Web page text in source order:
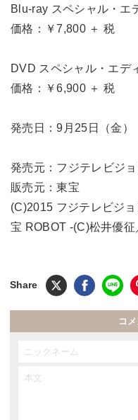
Blu-ray スペシャル・エ
価格：￥7,800 ＋ 税
DVD スペシャル・エデ
価格：￥6,900 ＋ 税
発売日：9月25日（金）
発売元：フジテレビジ
販売元：東宝
(C)2015 フジテレビジ
宝 ROBOT -(C)松井優征
コ